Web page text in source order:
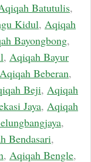
Batutulis,
Kidul, Aqiqah
Bayongbong,
, Aqiqah Bayur
Aqiqah Beberan,
Beji, Aqiqah
Jaya, Aqiqah
,
Bendasari,
, Aqiqah Bengle,